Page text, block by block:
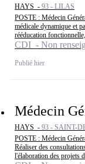
HAYS - 93 - LILAS
POSTE : Médecin
médicale dynamique et
rééducation
CDI - Non
Publié hier
Médecin
HAYS - 93 - SAINT-
POSTE : Médecin
Réaliser des
l'élaboration des projets